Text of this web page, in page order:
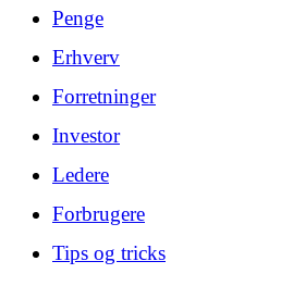
Penge
Erhverv
Forretninger
Investor
Ledere
Forbrugere
Tips og tricks